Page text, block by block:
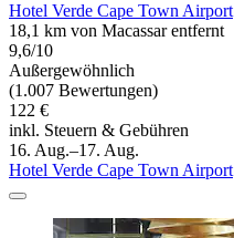
Hotel Verde Cape Town Airport
18,1 km von Macassar entfernt
9,6/10
Außergewöhnlich
(1.007 Bewertungen)
122 €
inkl. Steuern & Gebühren
16. Aug.–17. Aug.
Hotel Verde Cape Town Airport